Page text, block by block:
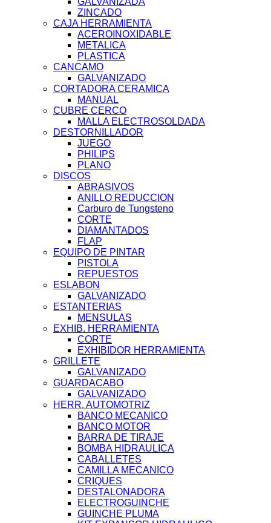
ZINCADO
CAJA HERRAMIENTA
ACEROINOXIDABLE
METALICA
PLASTICA
CANCAMO
GALVANIZADO
CORTADORA CERAMICA
MANUAL
CUBRE CERCO
MALLA ELECTROSOLDADA
DESTORNILLADOR
JUEGO
PHILIPS
PLANO
DISCOS
ABRASIVOS
ANILLO REDUCCION
Carburo de Tungsteno
CORTE
DIAMANTADOS
FLAP
EQUIPO DE PINTAR
PISTOLA
REPUESTOS
ESLABON
GALVANIZADO
ESTANTERIAS
MENSULAS
EXHIB. HERRAMIENTA
CORTE
EXHIBIDOR HERRAMIENTA
GRILLETE
GALVANIZADO
GUARDACABO
GALVANIZADO
HERR. AUTOMOTRIZ
BANCO MECANICO
BANCO MOTOR
BARRA DE TIRAJE
BOMBA HIDRAULICA
CABALLETES
CAMILLA MECANICO
CRIQUES
DESTALONADORA
ELECTROGUINCHE
GUINCHE PLUMA